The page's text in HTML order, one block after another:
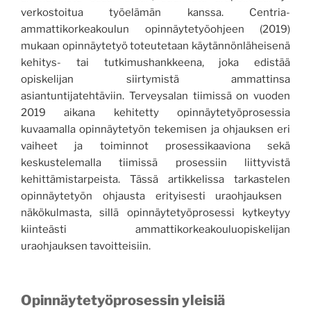
verkostoitua työelämän kanssa. Centria-
ammattikorkeakoulun opinnäytetyöohjeen (2019)
mukaan opinnäytetyö toteutetaan käytännönläheisenä
kehitys- tai tutkimushankkeena, joka edistää
opiskelijan siirtymistä ammattinsa
asiantuntijatehtäviin. Terveysalan tiimissä on vuoden
2019 aikana kehitetty opinnäytetyöprosessia
kuvaamalla opinnäytetyön tekemisen ja ohjauksen eri
vaiheet ja toiminnotprosessikaaviona sekä
keskustelemallatiimissä prosessiin liittyvistä
kehittämistarpeista.
Tässä artikkelissa tarkastelen
opinnäytetyön ohjausta erityisesti uraohjauksen
näkökulmasta, sillä opinnäytetyöprosessi kytkeytyy
kiinteästi ammattikorkeakouluopiskelijan
uraohjauksen tavoitteisiin.
Opinnäytetyöprosessinyleisiä